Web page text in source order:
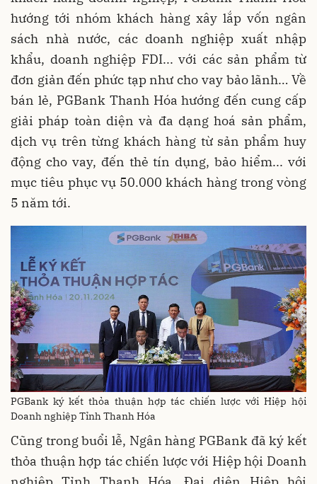
hướng tới nhóm khách hàng xây lắp vốn ngân
sách nhà nước, các doanh nghiệp xuất nhập
khẩu, doanh nghiệp FDI... với các sản phẩm từ
đơn giản đến phức tạp như cho vay bảo lãnh… Về
bán lẻ, PGBank Thanh Hóa hướng đến cung cấp
giải pháp toàn diện và đa dạng hoá sản phẩm,
dịch vụ trên từng khách hàng từ sản phẩm huy
động cho vay, đến thẻ tín dụng, bảo hiểm... với
mục tiêu phục vụ 50.000 khách hàng trong vòng
5 năm tới.
PGBank ký kết thỏa thuận hợp tác chiến lược với Hiệp hội
Doanh nghiệp Tỉnh Thanh Hóa
Cũng trong buổi lễ, Ngân hàng PGBank đã ký kết
thỏa thuận hợp tác chiến lược với Hiệp hội Doanh